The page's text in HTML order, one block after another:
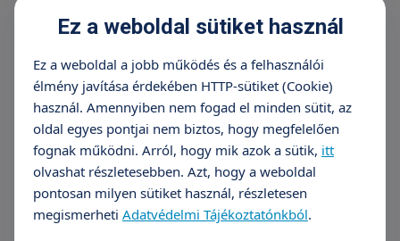
A sérült agyi területtel ellentétes oldalon
megfigyelhető az alsó arcfél és ajak
gyengesége. Emellett a nyelv
izomteljesítménye sem megfelelő, ami
jelentősen befolyásolja az artikulációt. A
garat és a gége ritkábban érintett, de nem
kizárt, így tünetként jelentkezhet
Ez a weboldal sütiket használ
Ez a weboldal a jobb működés és a felhasználói
élmény javítása érdekében HTTP-sütiket (Cookie)
használ. Amennyiben nem fogad el minden sütit, az
oldal egyes pontjai nem biztos, hogy megfelelően
fognak működni. Arról, hogy mik azok a sütik, itt
olvashat részletesebben. Azt, hogy a weboldal
pontosan milyen sütiket használ, részletesen
megismerheti Adatvédelmi Tájékoztatónkból.